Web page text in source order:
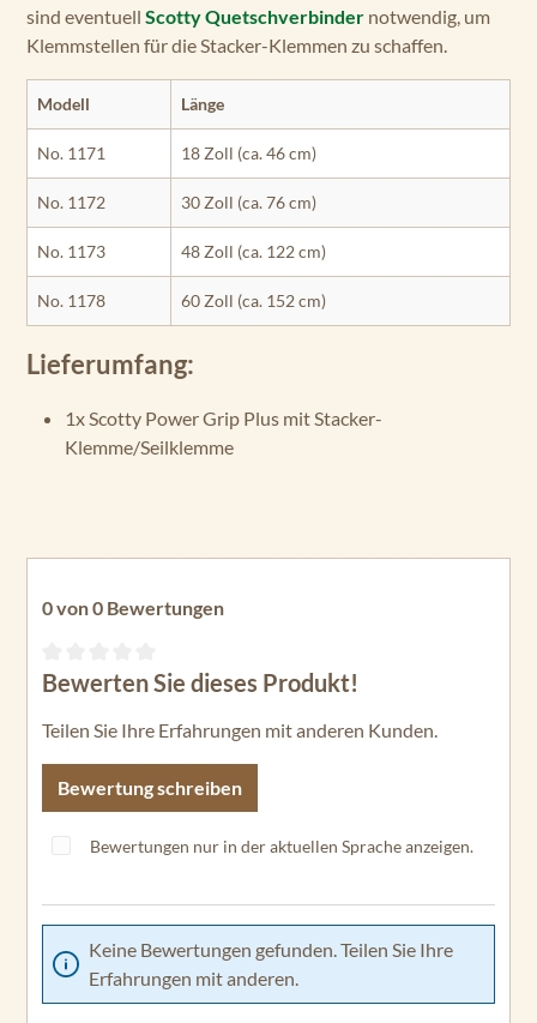
sind eventuell Scotty Quetschverbinder notwendig, um
Klemmstellen für die Stacker-Klemmen zu schaffen.
Modell Länge
No. 1171 18 Zoll (ca. 46 cm)
No. 1172 30 Zoll (ca. 76 cm)
No. 1173 48 Zoll (ca. 122 cm)
No. 1178 60 Zoll (ca. 152 cm)
Lieferumfang:
1x Scotty Power Grip Plus mit Stacker-
Klemme/Seilklemme
0 von 0 Bewertungen
Durchschnittliche Bewertung von 0 von 5 Sternen
Bewerten Sie dieses Produkt!
Teilen Sie Ihre Erfahrungen mit anderen Kunden.
Bewertung schreiben
Bewertungen nur in der aktuellen Sprache anzeigen.
Keine Bewertungen gefunden. Teilen Sie Ihre
Erfahrungen mit anderen.